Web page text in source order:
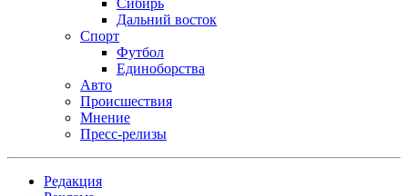
Сибирь
Дальний восток
Спорт
Футбол
Единоборства
Авто
Происшествия
Мнение
Пресс-релизы
Редакция